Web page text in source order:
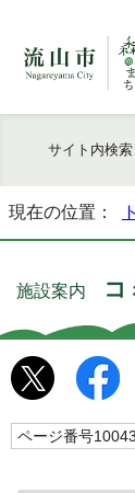
サイト内検索
現在の位置：
施設案内 コ
ページ番号